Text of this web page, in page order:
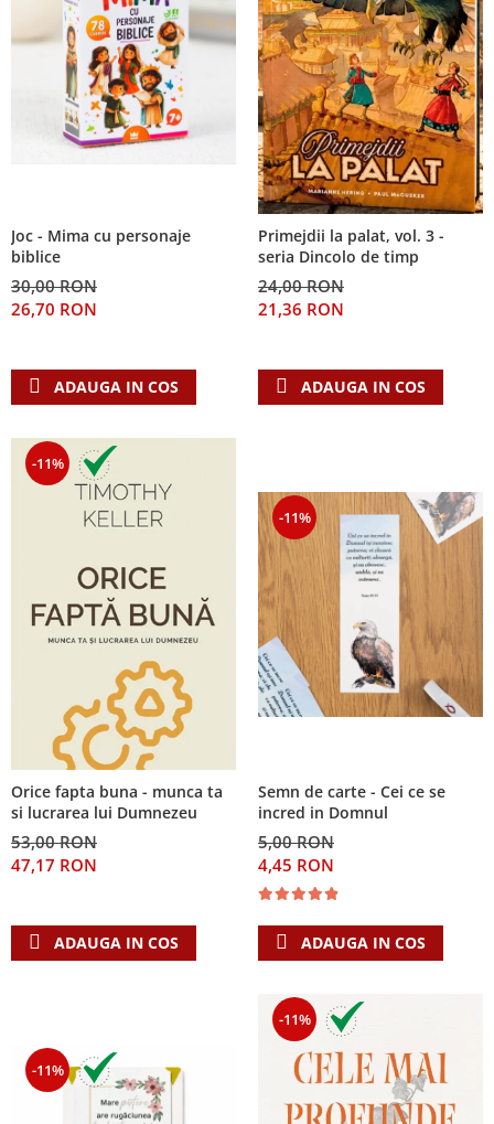
Joc - Mima cu personaje
biblice
30,00 RON
26,70 RON
ADAUGA IN COS
Primejdii la palat, vol. 3 -
seria Dincolo de timp
24,00 RON
21,36 RON
ADAUGA IN COS
-11%
Orice fapta buna - munca ta
si lucrarea lui Dumnezeu
53,00 RON
47,17 RON
ADAUGA IN COS
-11%
Semn de carte - Cei ce se
incred in Domnul
5,00 RON
4,45 RON
ADAUGA IN COS
-11%
-11%